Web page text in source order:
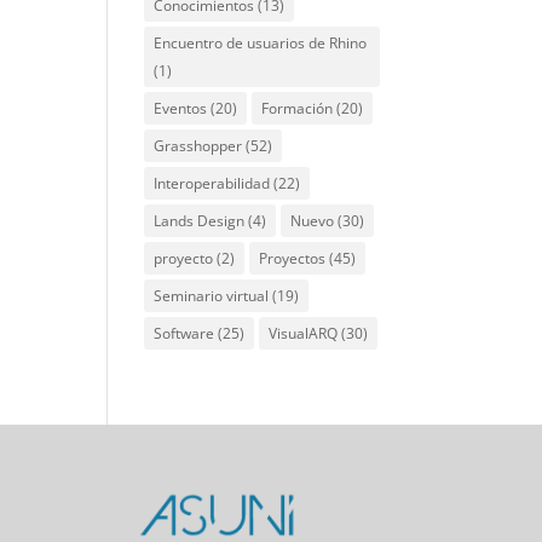
Conocimientos (13)
Encuentro de usuarios de Rhino
(1)
Eventos (20) Formación(20)
Grasshopper(52)
Interoperabilidad(22)
Lands Design(4) Nuevo(30)
proyecto(2) Proyectos (45)
Seminario virtual (19)
Software (25) VisualARQ(30)